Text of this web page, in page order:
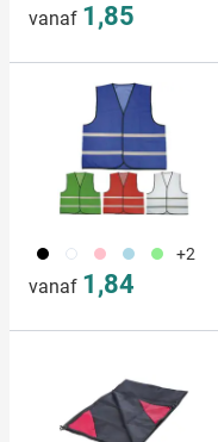
vanaf 1,85
001 002 017 018 029 +2
vanaf 1,84